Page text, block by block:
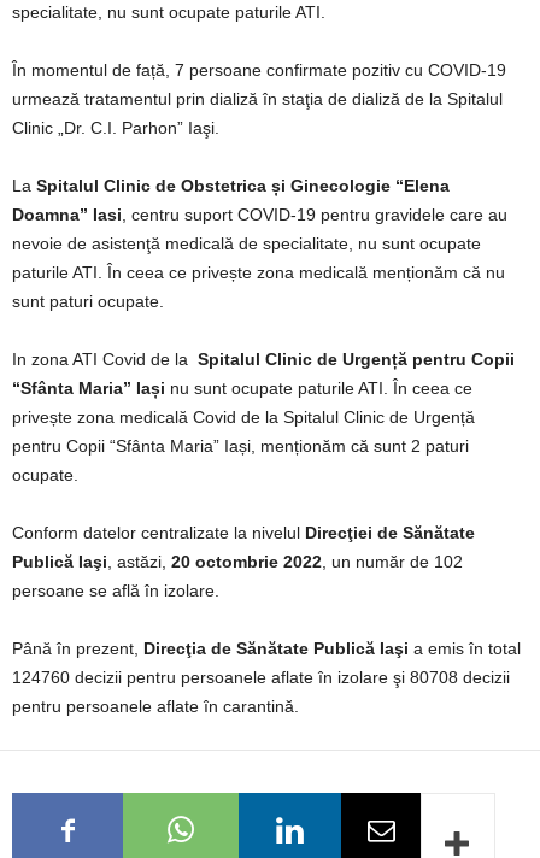
specialitate, nu sunt ocupate paturile ATI.
În momentul de față, 7 persoane confirmate pozitiv cu COVID-19
urmează tratamentul prin dializă în staţia de dializă de la Spitalul
Clinic „Dr. C.I. Parhon” Iaşi.
La Spitalul Clinic de Obstetrica și Ginecologie “Elena
Doamna” Iasi , centru suport COVID-19 pentru gravidele care au
nevoie de asistenţă medicală de specialitate, nu sunt ocupate
paturile ATI. În ceea ce privește zona medicală menționăm că nu
sunt paturi ocupate.
In zona ATI Covid de la Spitalul Clinic de Urgență pentru Copii
“Sfânta Maria” Iași nu sunt ocupate paturile ATI. În ceea ce
privește zona medicală Covid de la Spitalul Clinic de Urgență
pentru Copii “Sfânta Maria” Iași, menționăm că sunt 2 paturi
ocupate.
Conform datelor centralizate la nivelul Direcţiei de Sănătate
Publică Iaşi , astăzi, 20 octombrie 2022 , un număr de 102
persoane se află în izolare.
Până în prezent, Direcţia de Sănătate Publică Iaşi a emis în total
124760 decizii pentru persoanele aflate în izolare şi 80708 decizii
pentru persoanele aflate în carantină.